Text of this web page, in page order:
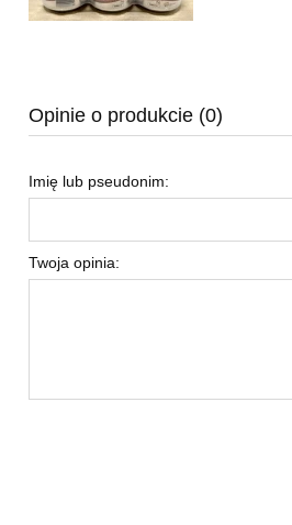
Opinie o produkcie (0)
Imię lub pseudonim:
Twoja opinia: